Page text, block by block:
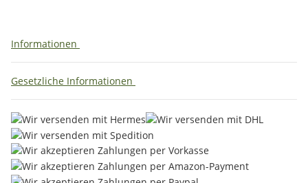
Informationen
Gesetzliche Informationen